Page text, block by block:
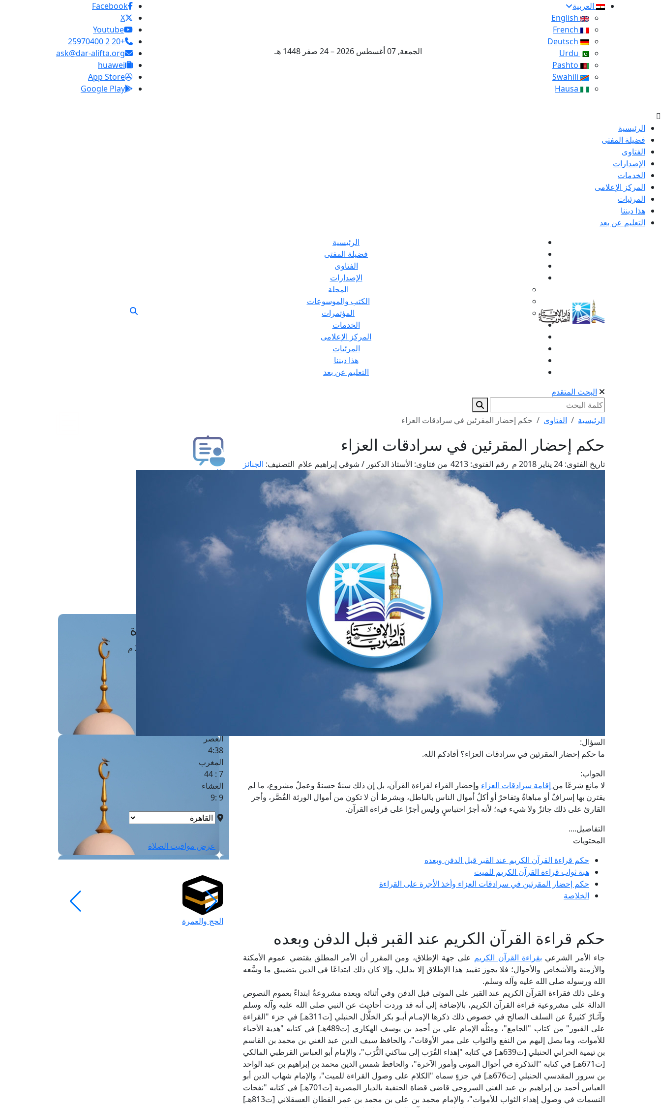
العربية
الجمعة, 07 أغسطس 2026 – 24 صفر 1448 هـ
Facebook
X
Youtube
+20 2 25970400
ask@dar-alifta.org
huawei
App Store
Google Play
الرئيسية
فضيلة المفتى
الفتاوى
الإصدارات
الخدمات
المركز الإعلامى
المرئيات
هذا ديننا
التعليم عن بعد
الرئيسية
فضيلة المفتى
الفتاوى
الإصدارات
المجلة
الكتب والموسوعات
المؤتمرات
الخدمات
المركز الإعلامى
المرئيات
هذا ديننا
التعليم عن بعد
البحث المتقدم
الرئيسية الفتاوى حكم إحضار المقرئين في سرادقات العزاء
حكم إحضار المقرئين في سرادقات العزاء
تاريخ الفتوى: رقم الفتوى: من فتاوى: الأستاذ الدكتور / شوقي إبراهيم علام التصنيف: الجنائز
السؤال:
ما حكم إحضار المقرئين في سرادقات العزاء؟ أفادكم الله.
الجواب:
لا مانع شرعًا من إقامة سرادقات العزاء وإحضار القراء لقراءة القرآن، بل إن ذلك سنةٌ حسنةٌ وعملٌ مشروع، ما لم
يقترن بها إسرافٌ أو مباهاةٌ وتفاخرٌ أو أكلُ أموال الناس بالباطل، وبشرط أن لا تكون من أموال الورثة القُصَّر، وأجر
القارئ على ذلك جائزٌ ولا شيء فيه؛ لأنه أجرُ احتباسٍ وليس أجرًا على قراءة القرآن.
التفاصيل....
المحتويات
حكم قراءة القرآن الكريم عند القبر قبل الدفن وبعده
هبة ثواب قراءة القرآن الكريم للميت
حكم إحضار المقرئين في سرادقات العزاء وأخذ الأجرة على القراءة
الخلاصة
حكم قراءة القرآن الكريم عند القبر قبل الدفن وبعده
جاء الأمر الشرعي بقراءة القرآن الكريم على جهة الإطلاق، ومن المقرر أن الأمر المطلق يقتضي عموم الأمكنة
والأزمنة والأشخاص والأحوال؛ فلا يجوز تقييد هذا الإطلاق إلا بدليل، وإلا كان ذلك ابتداعًا في الدين بتضييق ما وسَّعه
الله ورسوله صلى الله عليه وآله وسلم.
وعلى ذلك فقراءة القرآن الكريم عند القبر على الموتى قبل الدفن وفي أثنائه وبعده مشروعةٌ ابتداءً بعموم النصوص
الدالة على مشروعية قراءة القرآن الكريم، بالإضافة إلى أنه قد وردت أحاديث عن النبي صلى الله عليه وآله وسلم
وآثـارٌ كثيرةٌ عن السلف الصالح في خصوص ذلك ذكرها الإمـام أبـو بكر الخلَّال الحنبلي [ت311هـ] في جزء "القراءة
على القبور" من كتاب "الجامع"، ومثلُه الإمام علي بن أحمد بن يوسف الهكاري [ت489هـ] في كتابه "هدية الأحياء
للأموات، وما يصل إليهم من النفع والثواب على ممر الأوقات"، والحافظ سيف الدين عبد الغني بن محمد بن القاسم
بن تيمية الحراني الحنبلي [ت639هـ] في كتابه "إهداء القُرَب إلى ساكني التُّرَب"، والإمام أبو العباس القرطبي المالكي
[ت671هـ] في كتابه "التذكرة في أحوال الموتى وأمور الآخرة"، والحافظ شمس الدين محمد بن إبراهيم بن عبد الواحد
بن سرور المقدسي الحنبلي [ت676هـ] في جزءٍ سماه "الكلام على وصول القراءة للميت"، والإمام شهاب الدين أبو
العباس أحمد بن إبراهيم بن عبد الغني السروجي قاضي قضاة الحنفية بالديار المصرية [ت701هـ] في كتابه "نفحات
النسمات في وصول إهداء الثواب للأموات"، والإمام محمد بن علي بن محمد بن عمر القطان العسقلاني [ت813هـ]
طلب فتوى
حجز موعد
مَواقِيتُ الصَّـــلاة
العصر
4:38
المغرب
7 : 44
العشاء
9 :9
عرض مواقيت الصلاة
الحج والعمرة